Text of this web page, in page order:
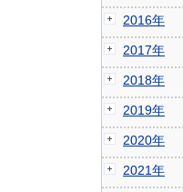
2016年
2017年
2018年
2019年
2020年
2021年